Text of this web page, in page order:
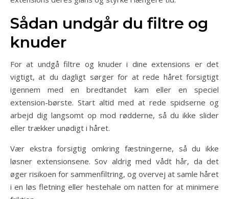
Sådan undgår du filtre og
knuder
For at undgå filtre og knuder i dine extensions er det
vigtigt, at du dagligt sørger for at rede håret forsigtigt
igennem med en bredtandet kam eller en speciel
extension-børste. Start altid med at rede spidserne og
arbejd dig langsomt op mod rødderne, så du ikke slider
eller trækker unødigt i håret.
Vær ekstra forsigtig omkring fæstningerne, så du ikke
løsner extensionsene. Sov aldrig med vådt hår, da det
øger risikoen for sammenfiltring, og overvej at samle håret
i en løs fletning eller hestehale om natten for at minimere